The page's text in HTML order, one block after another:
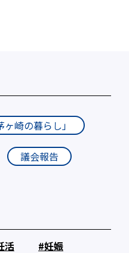
崎の暮らし」
議会報告
活 妊娠